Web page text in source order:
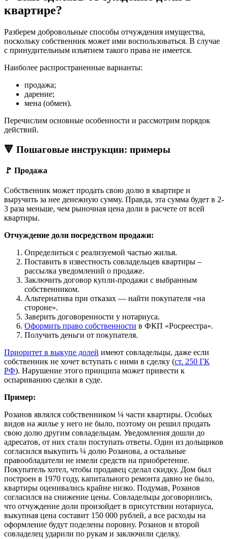
квартире?
Разберем добровольные способы отчуждения имущества,
поскольку собственник может ими воспользоваться. В случае
с принудительным изъятием такого права не имеется.
Наиболее распространенные варианты:
продажа;
дарение;
мена (обмен).
Перечислим основные особенности и рассмотрим порядок
действий.
🔻 Пошаговые инструкции: примеры
🚩 Продажа
Собственник может продать свою долю в квартире и
выручить за нее денежную сумму. Правда, эта сумма будет в 2-
3 раза меньше, чем рыночная цена доли в расчете от всей
квартиры.
Отчуждение доли посредством продажи:
Определиться с реализуемой частью жилья.
Поставить в известность совладельцев квартиры –
рассылка уведомлений о продаже.
Заключить договор купли-продажи с выбранным
собственником.
Альтернатива при отказах — найти покупателя «на
стороне».
Заверить договоренности у нотариуса.
Оформить право собственности в ФКП «Росреестра».
Получить деньги от покупателя.
Приоритет в выкупе долей имеют совладельцы, даже если
собственник не хочет вступать с ними в сделку (ст. 250 ГК
РФ). Нарушение этого принципа может привести к
оспариванию сделки в суде.
Пример:
Розанов являлся собственником ¼ части квартиры. Особых
видов на жилье у него не было, поэтому он решил продать
свою долю другим совладельцам. Уведомления дошли до
адресатов, от них стали поступать ответы. Один из дольщиков
согласился выкупить ¼ долю Розанова, а остальные
правообладатели не имели средств на приобретение.
Покупатель хотел, чтобы продавец сделал скидку. Дом был
построен в 1970 году, капитального ремонта давно не было,
квартиры оценивались крайне низко. Подумав, Розанов
согласился на снижение цены. Совладельцы договорились,
что отчуждение доли произойдет в присутствии нотариуса,
выкупная цена составит 150 000 рублей, а все расходы на
оформление будут поделены поровну. Розанов и второй
совладелец ударили по рукам и заключили сделку.